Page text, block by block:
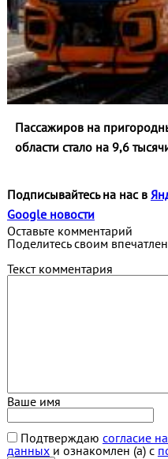
Пассажиров на
области стало на 9,6
Подписывайтесь на нас в
Google новости
Оставьте комментарий
Поделитесь своим
Текст комментария
Ваше имя
Подтверждаю согласие
данныхи ознакомлен (а) с